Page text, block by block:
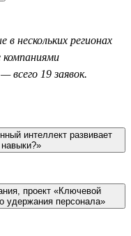
в нескольких регионах
всего 19 заявок.
интеллект развивает
проект «Ключевой
удержания персонала»